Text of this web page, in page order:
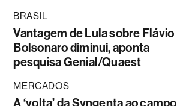
BRASIL
Vantagem de Lula sobre Flávio
Bolsonaro diminui, aponta
pesquisa Genial/Quaest
MERCADOS
A ‘volta’ da Syngenta ao campo